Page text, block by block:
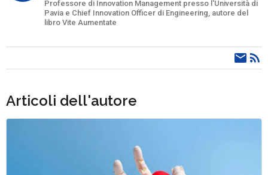
Professore di Innovation Management presso l'Università di
Pavia e Chief Innovation Officer di Engineering, autore del
libro Vite Aumentate
Articoli dell'autore